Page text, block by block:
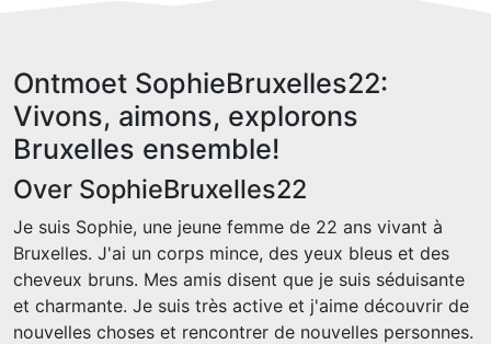
Ontmoet SophieBruxelles22:
Vivons, aimons, explorons
Bruxelles ensemble!
Over SophieBruxelles22
Je suis Sophie, une jeune femme de 22 ans vivant à
Bruxelles. J'ai un corps mince, des yeux bleus et des
cheveux bruns. Mes amis disent que je suis séduisante
et charmante. Je suis très active et j'aime découvrir de
nouvelles choses et rencontrer de nouvelles personnes.